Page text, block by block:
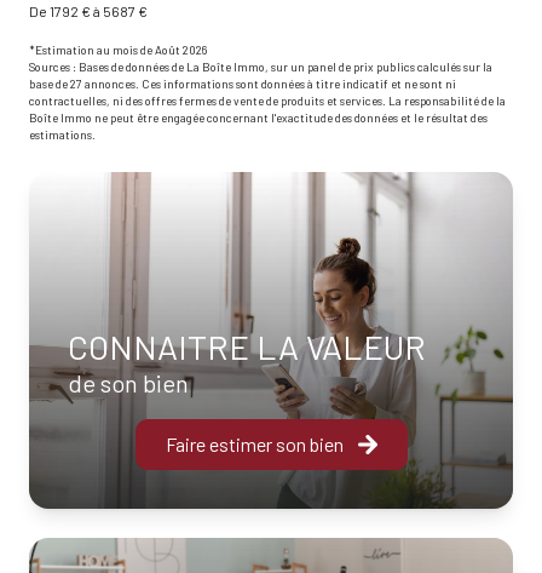
De 1792 € à 5687 €
*Estimation au mois de Août 2026
Sources : Bases de données de La Boîte Immo, sur un panel de prix publics calculés sur la
base de 27 annonces. Ces informations sont données à titre indicatif et ne sont ni
contractuelles, ni des offres fermes de vente de produits et services. La responsabilité de la
Boîte Immo ne peut être engagée concernant l'exactitude des données et le résultat des
estimations.
CONNAITRE LA VALEUR
de son bien
Faire estimer son bien